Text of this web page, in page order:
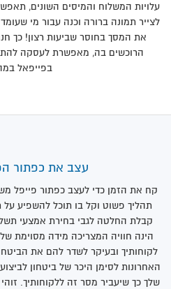
עלויות המשלוח והמיסים השונים,
לצייר תמונה ברורה וכנה עבור מי
את המסך בחוסר שביעות רצון! כך
הרוכשים בה, מאפשרת לעסקה
בפייפאל
עצב את כפתור
קח את הזמן כדי לעצב כפתור פייפל
תהליך פשוט וקל בו תוכל להשפיע על
קבלת החלטה לגבי בחירת אמצעי
הינה חוויה המצריכה מידה מסוימת של
לקוחותיך ובעיקר לשדר להם את
האחרונות לסימן היכר של ביטחון
שלך כך שיעביר מסר זה ללקוחותיך.